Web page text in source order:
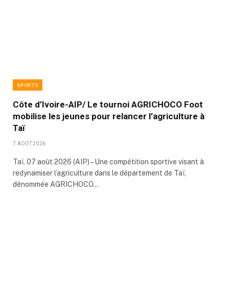
SPORTS
Côte d’Ivoire-AIP/ Le tournoi AGRICHOCO Foot
mobilise les jeunes pour relancer l’agriculture à
Taï
7 AOÛT 2026
Taï, 07 août 2026 (AIP) – Une compétition sportive visant à
redynamiser l’agriculture dans le département de Taï,
dénommée AGRICHOCO…